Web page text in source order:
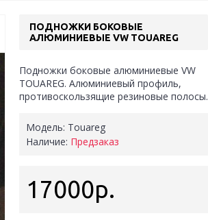
ПОДНОЖКИ БОКОВЫЕ
АЛЮМИНИЕВЫЕ VW TOUAREG
Подножки боковые алюминиевые VW
TOUAREG. Алюминиевый профиль,
противоскользящие резиновые полосы.
Модель: Touareg
Наличие: Предзаказ
17000р.